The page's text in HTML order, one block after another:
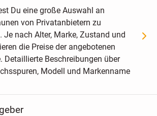
Du eine große Auswahl an
von Privatanbietern zu
Je nach Alter, Marke, Zustand und
die Preise der angebotenen
Detaillierte Beschreibungen über
Modell und Markenname